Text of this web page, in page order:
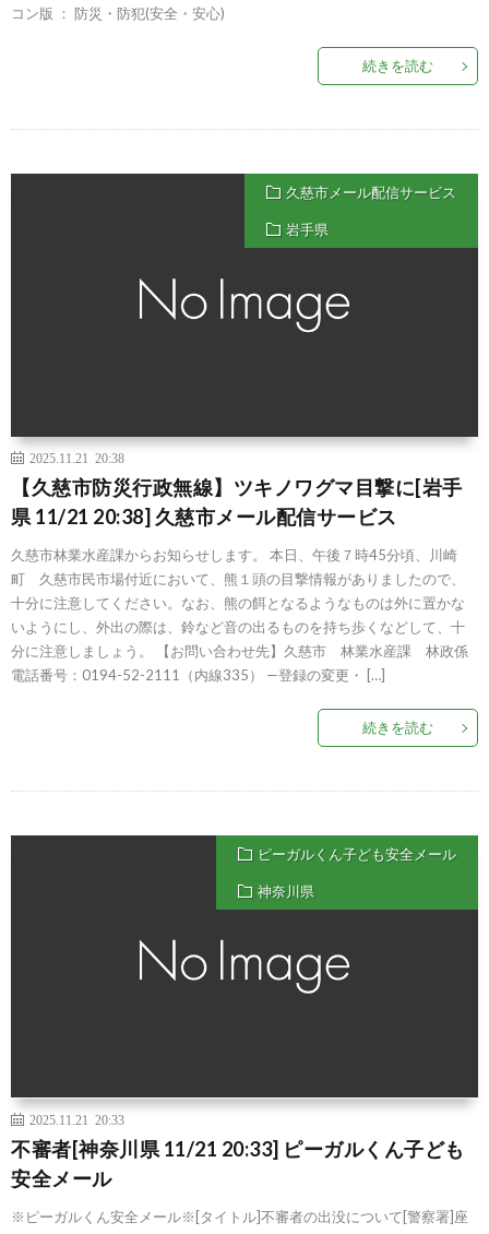
コン版 ： 防災・防犯(安全・安心)
続きを読む
久慈市メール配信サービス
岩手県
2025.11.21 20:38
【久慈市防災行政無線】ツキノワグマ目撃に[岩手
県 11/21 20:38] 久慈市メール配信サービス
久慈市林業水産課からお知らせします。 本日、午後７時45分頃、川崎
町 久慈市民市場付近において、熊１頭の目撃情報がありましたので、
十分に注意してください。なお、熊の餌となるようなものは外に置かな
いようにし、外出の際は、鈴など音の出るものを持ち歩くなどして、十
分に注意しましょう。 【お問い合わせ先】久慈市 林業水産課 林政係
電話番号：0194-52-2111（内線335） —登録の変更・ […]
続きを読む
ピーガルくん子ども安全メール
神奈川県
2025.11.21 20:33
不審者[神奈川県 11/21 20:33] ピーガルくん子ども
安全メール
※ピーガルくん安全メール※[タイトル]不審者の出没について[警察署]座